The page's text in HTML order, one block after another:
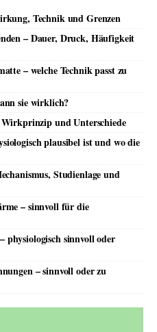
Technik und Grenzen
– Dauer, Druck, Häufigkeit
– welche Technik passt zu
sie wirklich?
Wirkprinzip und Unterschiede
plausibel ist und wo die
Studienlage und
– sinnvoll für die
physiologisch sinnvoll oder
– sinnvoll oder zu